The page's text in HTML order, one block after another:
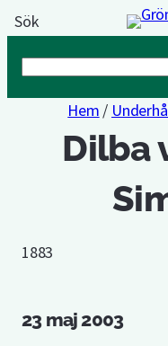
Sök
Hem /
Dilba
1883
23 maj 2003